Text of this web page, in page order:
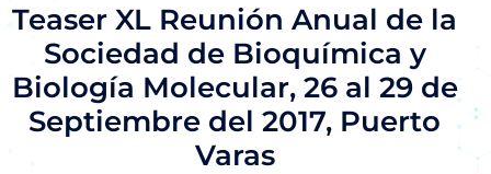
Teaser XL Reunión Anual de la
Sociedad de Bioquímica y
Biología Molecular, 26 al 29 de
Septiembre del 2017, Puerto
Varas